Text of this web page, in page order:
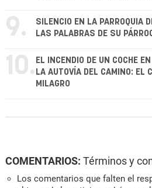
9.
SILENCIO EN LA PARROQUIA
LAS PALABRAS DE SU
10. EL INCENDIO DE UN COCHE
LA AUTOVÍA DEL CAMINO: EL
MILAGRO
COMENTARIOS: Términos y
Los comentarios que falten el